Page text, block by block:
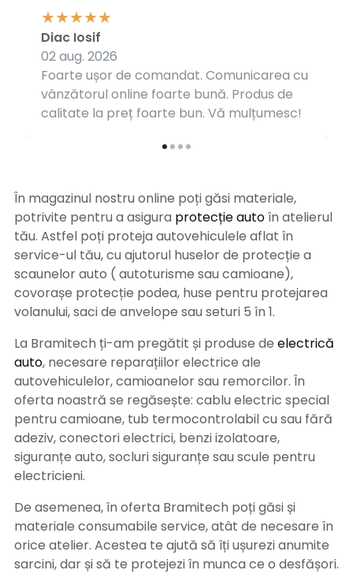
Foarte ușor de comandat. Comunicarea cu
vânzătorul online foarte bună. Produs de
calitate la preț foarte bun. Vă mulțumesc!
Diac Iosif
02 aug. 2026
În magazinul nostru online poți găsi materiale,
potrivite pentru a asigura protecție autoîn atelierul
tău. Astfel poți proteja autovehiculele aflat în
service-ul tău, cu ajutorul huselor de protecție a
scaunelor auto ( autoturisme sau camioane),
covorașe protecție podea, huse pentru protejarea
volanului, saci de anvelope sau seturi 5 în 1.
La Bramitech ți-am pregătit și produse de electrică
auto, necesare reparațiilor electrice ale
autovehiculelor, camioanelor sau remorcilor. În
oferta noastră se regăsește: cablu electric special
pentru camioane, tub termocontrolabil cu sau fără
adeziv, conectori electrici, benzi izolatoare,
siguranțe auto, socluri siguranțe sau scule pentru
electricieni.
De asemenea, în oferta Bramitech poți găsi și
materiale consumabile service, atât de necesare în
orice atelier. Acestea te ajută să îți ușurezi anumite
sarcini, dar și să te protejezi în munca ce o desfășori.